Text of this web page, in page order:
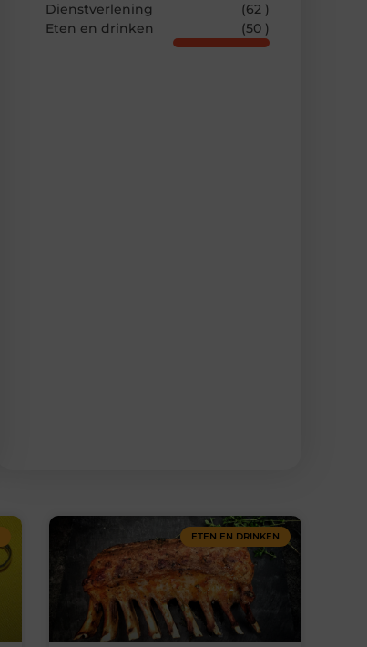
Dienstverlening
(62 )
Eten en drinken
(50 )
ETEN EN DRINKEN